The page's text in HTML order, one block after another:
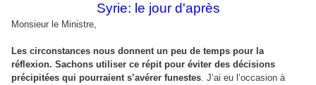
Syrie: le jour d'après
Monsieur le Ministre,
Les circonstances nous donnent un peu de temps pour la
réflexion. Sachons utiliser ce répit pour éviter des décisions
précipitées qui pourraient s’avérer funestes. J’ai eu l’occasion à